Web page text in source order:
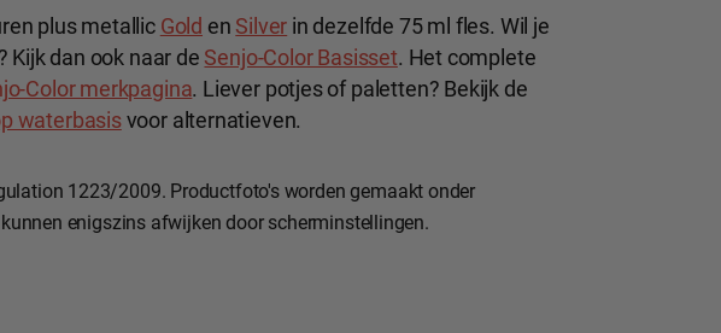
plus metallic Gold en Silver in dezelfde 75 ml fles. Wil je
Kijk dan ook naar de Senjo-Color Basisset. Het complete
Color merkpagina. Liever potjes of paletten? Bekijk de
waterbasisvoor alternatieven.
1223/2009. Productfoto's worden gemaakt onder
enigszins afwijken door scherminstellingen.